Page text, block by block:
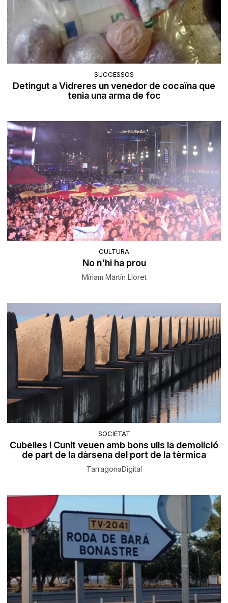
SUCCESSOS
Detingut a Vidreres un venedor de cocaïna que
tenia una arma de foc
CULTURA
No n'hi ha prou
Míriam Martín Lloret
SOCIETAT
Cubelles i Cunit veuen amb bons ulls la demolició
de part de la dàrsena del port de la tèrmica
TarragonaDigital